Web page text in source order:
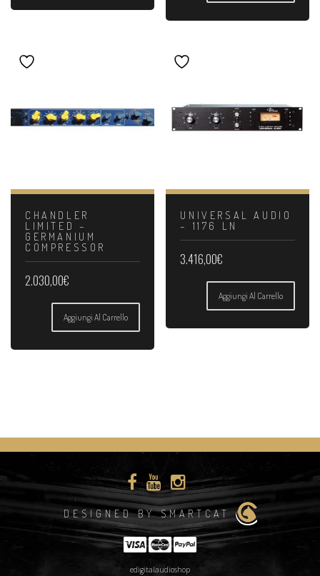
CHANDLER
LIMITED –
GERMANIUM
COMPRESSOR
2.030,00€
Aggiungi Al Carrello
UNIVERSAL AUDIO
– 1176 LN
3.416,00€
Aggiungi Al Carrello
DESIGNED BY SMARTCAT
edigitalaudioshop